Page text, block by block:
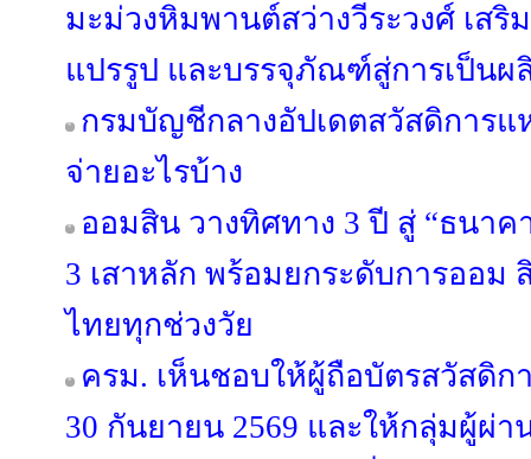
มะม่วงหิมพานต์สว่างวีระวงศ์ เสริ
แปรรูป และบรรจุภัณฑ์สู่การเป็น
กรมบัญชีกลางอัปเดตสวัสดิการแ
จ่ายอะไรบ้าง
ออมสิน วางทิศทาง 3 ปี สู่ “ธนา
3 เสาหลัก พร้อมยกระดับการออม
ไทยทุกช่วงวัย
ครม. เห็นชอบให้ผู้ถือบัตรสวัสดิก
30 กันยายน 2569 และให้กลุ่มผู้ผ่